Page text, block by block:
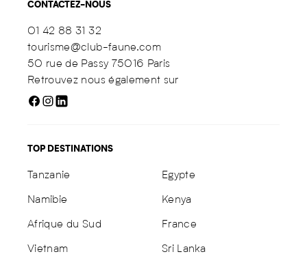
CONTACTEZ-NOUS
01 42 88 31 32
tourisme@club-faune.com
50 rue de Passy 75016 Paris
Retrouvez nous également sur
TOP DESTINATIONS
Tanzanie Egypte
Namibie Kenya
Afrique du Sud France
Vietnam Sri Lanka